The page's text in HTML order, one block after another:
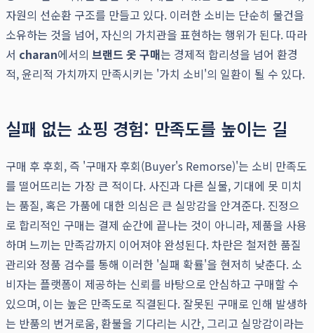
자원의 선순환 구조를 만들고 있다. 이러한 소비는 단순히 물건을
소유하는 것을 넘어, 자신의 가치관을 표현하는 행위가 된다. 따라
서 charan에서의 브랜드 옷 구매는 경제적 합리성을 넘어 환경
적, 윤리적 가치까지 만족시키는 '가치 소비'의 일환이 될 수 있다.
실패 없는 쇼핑 경험: 만족도를 높이는 길
구매 후 후회, 즉 '구매자 후회(Buyer's Remorse)'는 소비 만족도
를 떨어뜨리는 가장 큰 적이다. 사진과 다른 실물, 기대에 못 미치
는 품질, 혹은 가품에 대한 의심은 큰 실망감을 안겨준다. 진정으
로 합리적인 구매는 결제 순간에 끝나는 것이 아니라, 제품을 사용
하며 느끼는 만족감까지 이어져야 완성된다. 차란은 철저한 품질
관리와 정품 검수를 통해 이러한 '실패 확률'을 현저히 낮춘다. 소
비자는 플랫폼이 제공하는 신뢰를 바탕으로 안심하고 구매할 수
있으며, 이는 높은 만족도로 직결된다. 잘못된 구매로 인해 발생하
는 반품의 번거로움, 환불을 기다리는 시간, 그리고 실망감이라는